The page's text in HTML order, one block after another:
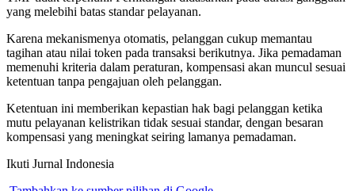
yang melebihi batas standar pelayanan.
Karena mekanismenya otomatis, pelanggan cukup memantau
tagihan atau nilai token pada transaksi berikutnya. Jika pemadaman
memenuhi kriteria dalam peraturan, kompensasi akan muncul sesuai
ketentuan tanpa pengajuan oleh pelanggan.
Ketentuan ini memberikan kepastian hak bagi pelanggan ketika
mutu pelayanan kelistrikan tidak sesuai standar, dengan besaran
kompensasi yang meningkat seiring lamanya pemadaman.
Ikuti Jurnal Indonesia